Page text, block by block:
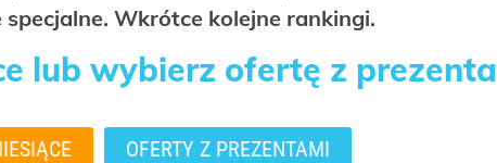
Wkrótce kolejne rankingi.
lub wybierz ofertę z
OFERTY Z PREZENTAMI